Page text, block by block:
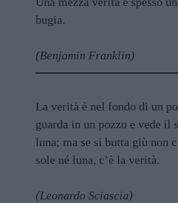
bugia.
(Benjamin Franklin)
La verità è nel fondo di un
guarda in un pozzo e vede il
luna; ma se si butta giù non
sole né luna, c’è la verità.
(Leonardo Sciascia)